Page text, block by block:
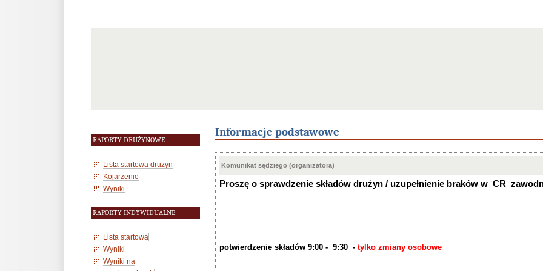
RAPORTY DRUŻYNOWE
Lista startowa drużyn
Kojarzenie
Wyniki
RAPORTY INDYWIDUALNE
Lista startowa
Wyniki
Wyniki na
Informacje podstawowe
Komunikat sędziego (organizatora)
Proszę o sprawdzenie składów drużyn / uzupełnienie braków w CR
potwierdzenie składów 9:00 - 9:30 - tylko zmiany osobowe